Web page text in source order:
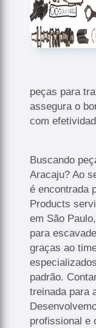
peças para
assegura o
com
Buscando
Aracaju? Ao
é encontrada
Products
em São
para
graças ao
padrão.
treinada para
profissional e